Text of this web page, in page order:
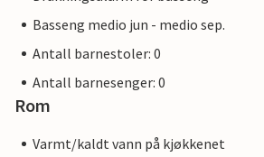
Basseng medio jun - medio sep.
Antall barnestoler: 0
Antall barnesenger: 0
Rom
Varmt/kaldt vann på kjøkkenet